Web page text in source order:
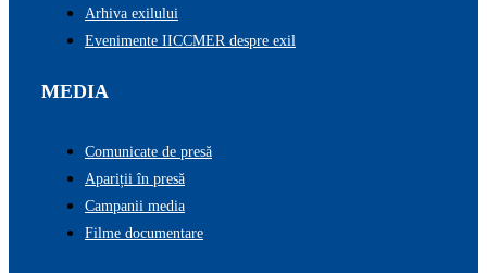
Arhiva exilului
Evenimente IICCMER despre exil
MEDIA
Comunicate de presă
Apariții în presă
Campanii media
Filme documentare